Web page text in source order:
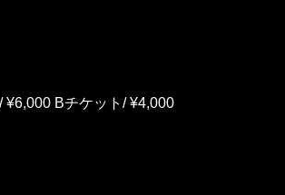
Bチケット/ ¥4,000